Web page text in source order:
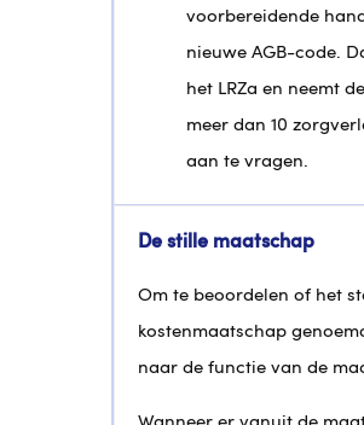
voorbereidende
nieuwe AGB-code.
het LRZa en neemt
meer dan 10
aan te vragen.
De stille maatschap
Om te beoordelen of het
kostenmaatschap
naar de functie van de